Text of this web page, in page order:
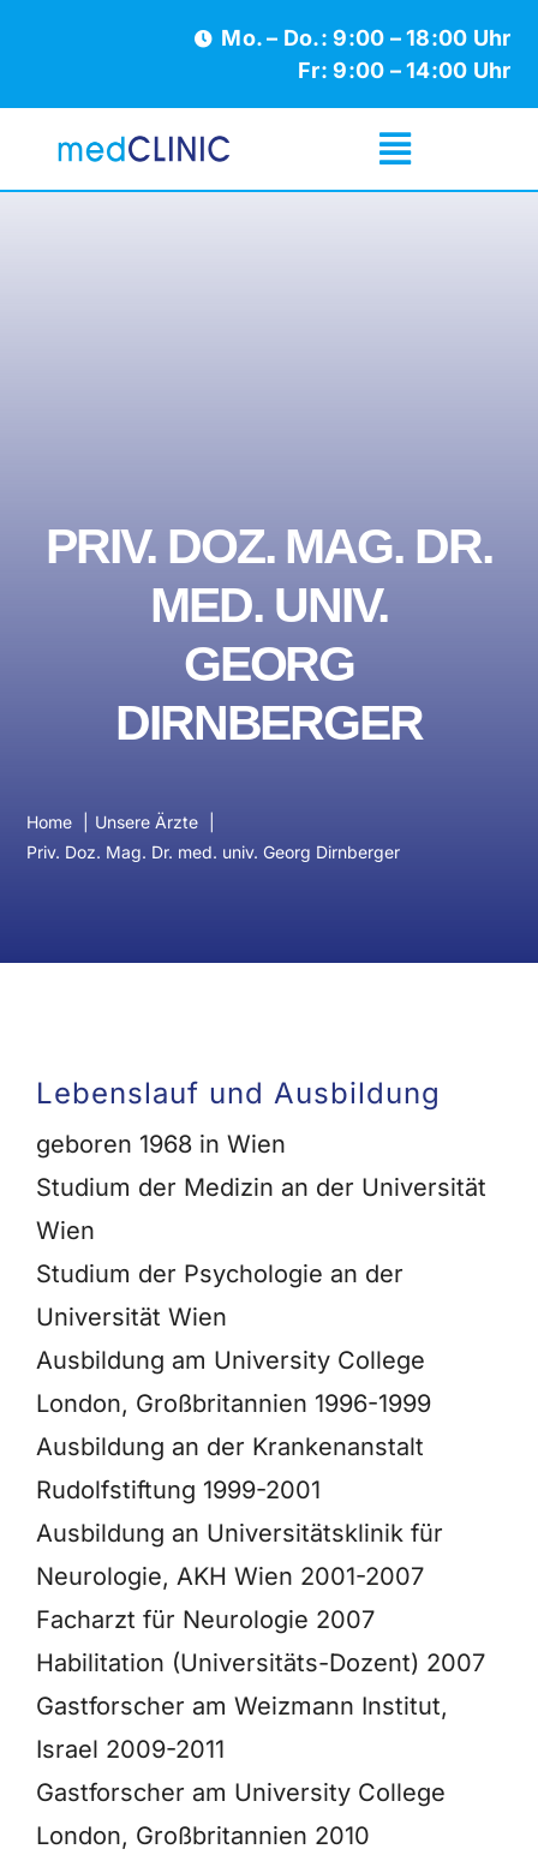
springen
Mo. – Do.: 9:00 – 18:00 Uhr
Fr: 9:00 – 14:00 Uhr­
PRIV. DOZ. MAG. DR.
MED. UNIV.
GEORG
DIRNBERGER
Home
Unsere Ärzte
Priv. Doz. Mag. Dr. med. univ. Georg Dirnberger
Lebenslauf und Ausbildung
geboren 1968 in Wien
Studium der Medizin an der Universität
Wien
Studium der Psychologie an der
Universität Wien
Ausbildung am University College
London, Großbritannien 1996-1999
Ausbildung an der Krankenanstalt
Rudolfstiftung 1999-2001
Ausbildung an Universitätsklinik für
Neurologie, AKH Wien 2001-2007
Facharzt für Neurologie 2007
Habilitation (Universitäts-Dozent) 2007
Gastforscher am Weizmann Institut,
Israel 2009-2011
Gastforscher am University College
London, Großbritannien 2010